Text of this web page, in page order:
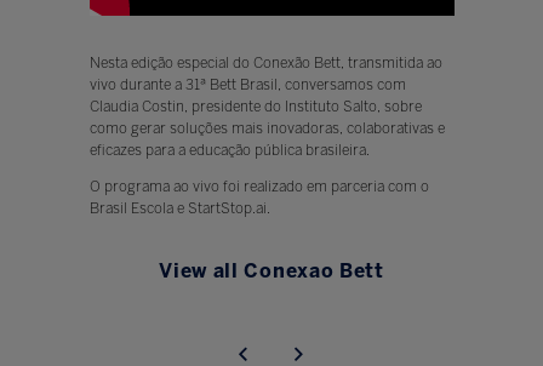
Nesta edição especial do Conexão Bett, transmitida ao
vivo durante a 31ª Bett Brasil, conversamos com
Claudia Costin, presidente do Instituto Salto, sobre
como gerar soluções mais inovadoras, colaborativas e
eficazes para a educação pública brasileira.
O programa ao vivo foi realizado em parceria com o
Brasil Escola e StartStop.ai.
View all Conexao Bett